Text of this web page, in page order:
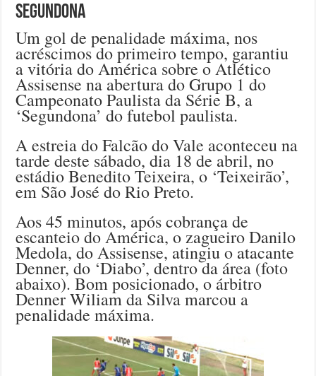
Segundona
Um gol de penalidade máxima, nos
acréscimos do primeiro tempo, garantiu
a vitória do América sobre o Atlético
Assisense na abertura do Grupo 1 do
Campeonato Paulista da Série B, a
‘Segundona’ do futebol paulista.
A estreia do Falcão do Vale aconteceu na
tarde deste sábado, dia 18 de abril, no
estádio Benedito Teixeira, o ‘Teixeirão’,
em São José do Rio Preto.
Aos 45 minutos, após cobrança de
escanteio do América, o zagueiro Danilo
Medola, do Assisense, atingiu o atacante
Denner, do ‘Diabo’, dentro da área (foto
abaixo). Bom posicionado, o árbitro
Denner Wiliam da Silva marcou a
penalidade máxima.